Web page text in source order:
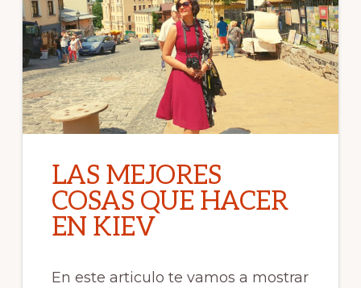
LAS MEJORES
COSAS QUE HACER
EN KIEV
En este articulo te vamos a mostrar